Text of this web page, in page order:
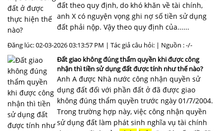
đất theo quy định, do khó khăn về tài chính,
anh X có nguyện vọng ghi nợ số tiền sử dụng
đất phải nộp. Vậy theo quy định của......
Đăng lúc: 02-03-2026 03:13:57 PM | Tác giả câu hỏi: | Nguồn : -/-
Đất giao không đúng thẩm quyền khi được công
nhận thì tiền sử dụng đất được tính như thế nào?
Anh A được Nhà nước công nhận quyền sử
dụng đất đối với phần đất ở đã được giao
không đúng thẩm quyền trước ngày 01/7/2004.
Trong trường hợp này, việc công nhận quyền
sử dụng đất làm phát sinh nghĩa vụ tài chính